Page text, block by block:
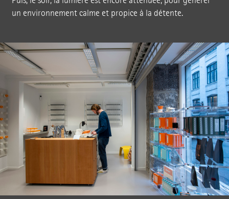
un environnement calme et propice à la détente.